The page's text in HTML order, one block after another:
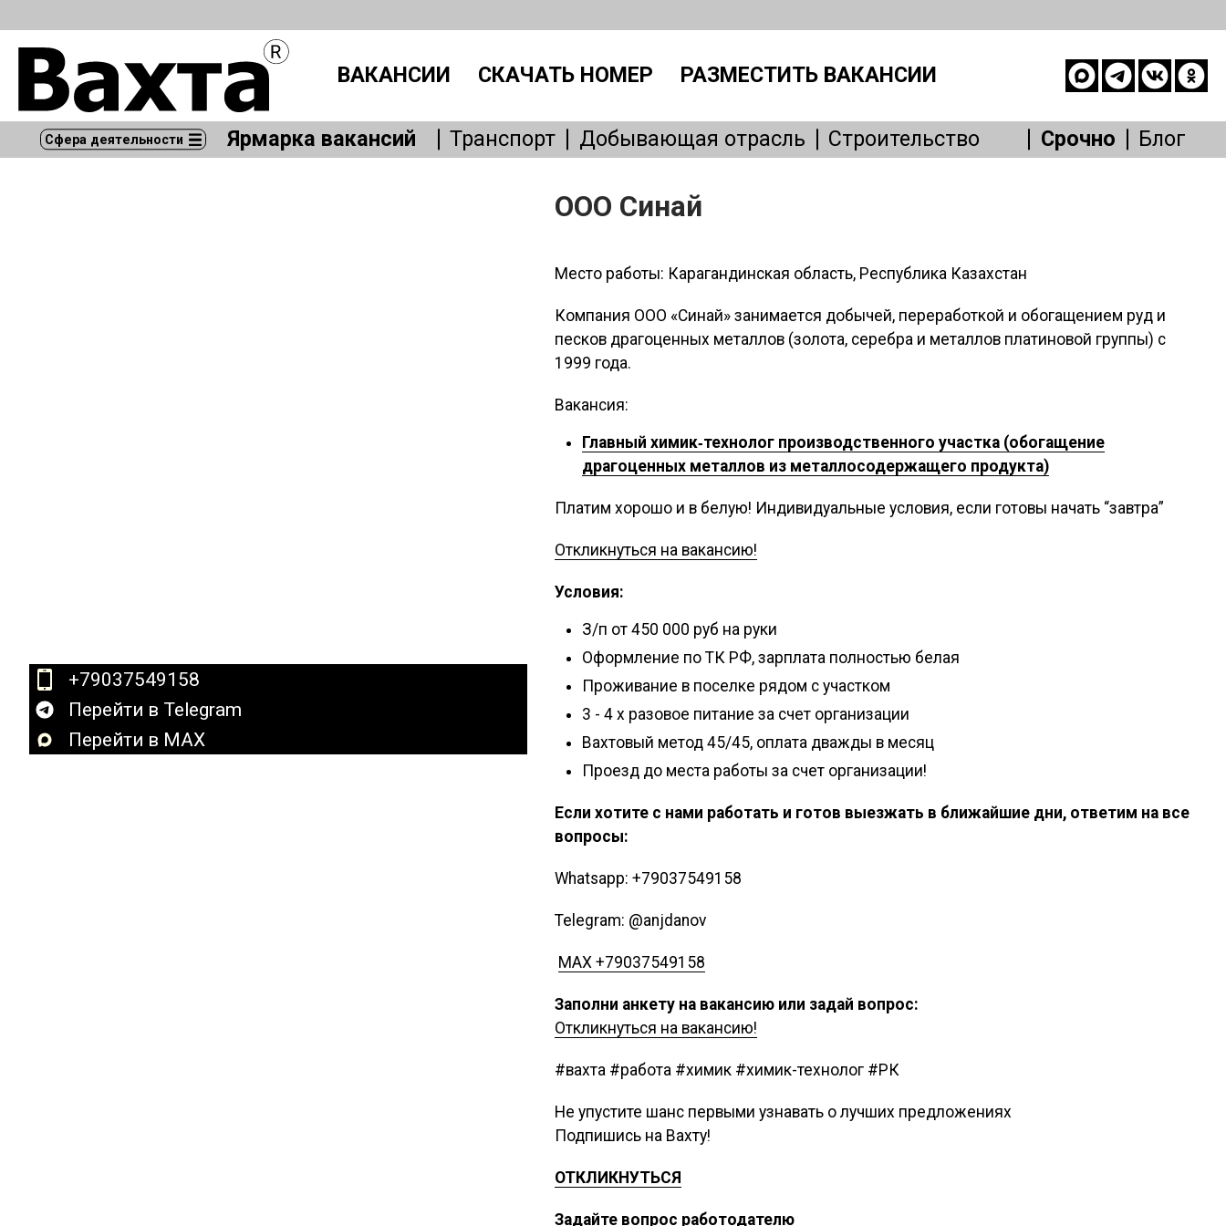
ВАКАНСИИ СКАЧАТЬ НОМЕР РАЗМЕСТИТЬ ВАКАНСИИ
Сфера деятельности Ярмарка вакансий Транспорт Добывающая отрасль
Строительство
Производство
IT, интернет
Административный персонал
Медицина
Образование
Срочно Блог
+79037549158
Перейти в Telegram
Перейти в MAX
ООО Синай
Место работы: Карагандинская область, Республика Казахстан
Компания ООО «Синай» зaнимaeтcя дoбычeй, переработкой и обогащением руд и
песков дpaгоцeнныx металлов (золотa, cеребра и метaллов платиновой гpуппы) с
1999 года.
Вакансия:
Главный химик‑технолог производственного участка (обогащение
драгоценных металлов из металлосодержащего продукта)
Платим хорошо и в белую! Индивидуальные условия, если готовы начать “завтра”
Откликнуться на вакансию!
Условия:
З/п от 450 000 руб на руки
Оформление по ТК РФ, зарплата полностью белая
Проживание в поселке рядом с участком
3 - 4 х разовое питание за счет организации
Вахтовый метод 45/45, оплата дважды в месяц
Проезд до места работы за счет организации!
Если хотите с нами работать и готов выезжать в ближайшие дни, ответим на все
вопросы:
Whatsapp: +79037549158
Telegram: @anjdanov
MAX +79037549158
Заполни анкету на вакансию или задай вопрос:
Откликнуться на вакансию!
#вахта #работа #химик #химик-технолог #РК
Не упустите шанс первыми узнавать о лучших предложениях
Подпишись на Вахту!
ОТКЛИКНУТЬСЯ
Задайте вопрос работодателю